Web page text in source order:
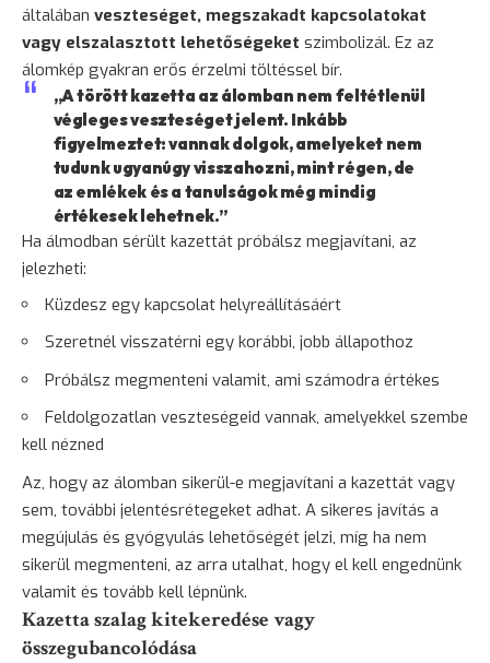
általában veszteséget, megszakadt kapcsolatokat
vagy elszalasztott lehetőségeket szimbolizál. Ez az
álomkép gyakran erős érzelmi töltéssel bír.
„A törött kazetta az álomban nem feltétlenül
végleges veszteséget jelent. Inkább
figyelmeztet: vannak dolgok, amelyeket nem
tudunk ugyanúgy visszahozni, mint régen, de
az emlékek és a tanulságok még mindig
értékesek lehetnek.”
Ha álmodban sérült kazettát próbálsz megjavítani, az
jelezheti:
Küzdesz egy kapcsolat helyreállításáért
Szeretnél visszatérni egy korábbi, jobb állapothoz
Próbálsz megmenteni valamit, ami számodra értékes
Feldolgozatlan veszteségeid vannak, amelyekkel szembe
kell nézned
Az, hogy az álomban sikerül-e megjavítani a kazettát vagy
sem, további jelentésrétegeket adhat. A sikeres javítás a
megújulás és gyógyulás lehetőségét jelzi, míg ha nem
sikerül megmenteni, az arra utalhat, hogy el kell engednünk
valamit és tovább kell lépnünk.
Kazetta szalag kitekeredése vagy
összegubancolódása